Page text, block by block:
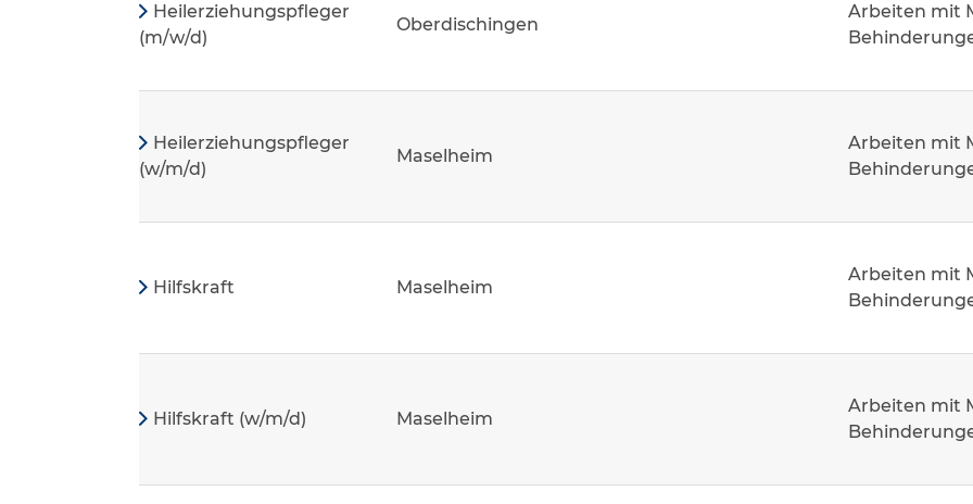
Heilerziehungspfleger
(m/w/d)
Oberdischingen
Arbeiten mit
Heilerziehungspfleger
(w/m/d)
Maselheim
Arbeiten mit
Hilfskraft Maselheim
Arbeiten mit
Hilfskraft (w/m/d) Maselheim
Arbeiten mit